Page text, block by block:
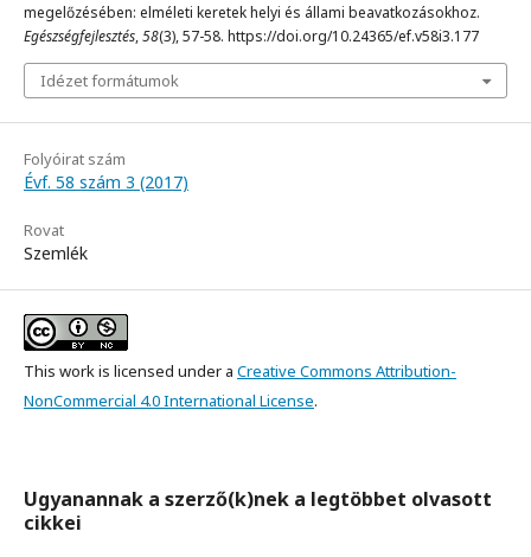
megelőzésében: elméleti keretek helyi és állami beavatkozásokhoz.
Egészségfejlesztés,58(3), 57-58. https://doi.org/10.24365/ef.v58i3.177
Idézet formátumok
Folyóirat szám
Évf. 58 szám 3 (2017)
Rovat
Szemlék
This work is licensed under a Creative Commons Attribution-
NonCommercial 4.0 International License.
Ugyanannak a szerző(k)nek a legtöbbet olvasott
cikkei